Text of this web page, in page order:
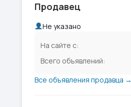
Продавец
Не указано
На сайте с:
Всего объявлений:
Все объявления продавца →